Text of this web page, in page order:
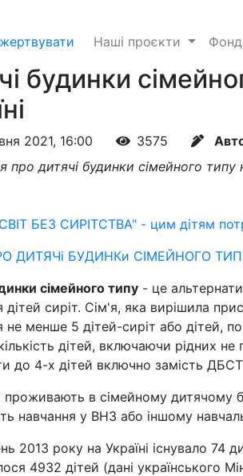
Наші проєкти Фонд
будинки
2021, 16:00 3575
про дитячі будинки сімейного типу
БЕЗ СИРІТСТВА" - цим дітям
ДИТЯЧі БУДИНКи СІМЕЙНОГО
сімейного типу - це
дітей сиріт. Сім'я, яка вирішила
не менше 5 дітей-сиріт або дітей,
дітей, включаючи рідних
до 4-х дітей включно замість
проживають в сімейному дитячому
навчання у ВНЗ або іншому
2013 року на Україні існувало 74
4932 дітей (дані українського